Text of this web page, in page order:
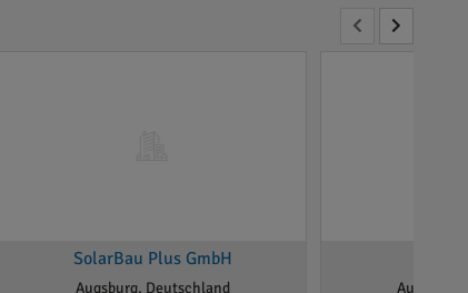
SolarBau Plus GmbH
Augsburg, Deutschland